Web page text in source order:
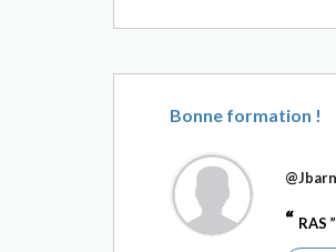
Bonne formation !
RAS